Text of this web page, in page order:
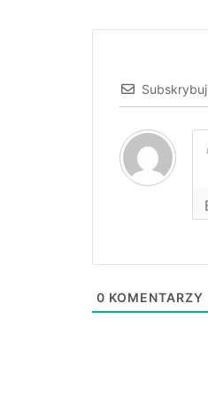
Subskrybuj
0 KOMENTARZY